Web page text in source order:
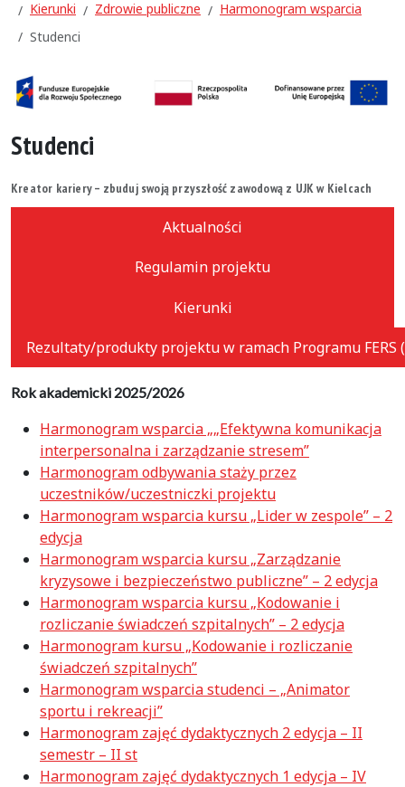
Kierunki
Zdrowie publiczne
Harmonogram wsparcia
Studenci
Studenci
Kreator kariery – zbuduj swoją przyszłość zawodową z UJK w Kielcach
Aktualności
Regulamin projektu
Kierunki
Rezultaty/produkty projektu w ramach Programu
Rok akademicki 2025/2026
Harmonogram wsparcia „„Efektywna komunikacja
interpersonalna i zarządzanie stresem”
Harmonogram odbywania staży przez
uczestników/uczestniczki projektu
Harmonogram wsparcia kursu „Lider w zespole” – 2
edycja
Harmonogram wsparcia kursu „Zarządzanie
kryzysowe i bezpieczeństwo publiczne” – 2 edycja
Harmonogram wsparcia kursu „Kodowanie i
rozliczanie świadczeń szpitalnych” – 2 edycja
Harmonogram kursu „Kodowanie i rozliczanie
świadczeń szpitalnych”
Harmonogram wsparcia studenci – „Animator
sportu i rekreacji”
Harmonogram zajęć dydaktycznych 2 edycja – II
semestr – II st
Harmonogram zajęć dydaktycznych 1 edycja – IV